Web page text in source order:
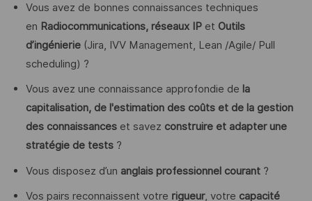
Vous avez de bonnes connaissances techniques
en Radiocommunications, réseaux IPet Outils
d’ingénierie(Jira, IVV Management, Lean /Agile/ Pull
scheduling) ?
Vous avez une connaissance approfondie de la
capitalisation, de l'estimation des coûts et de la gestion
des connaissanceset savez construire et adapter une
stratégie de tests?
Vous disposez d’un anglais professionnel courant?
Vos pairs reconnaissent votre rigueur, votre capacité